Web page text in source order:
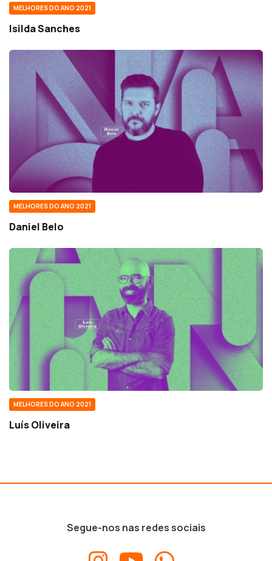
MELHORES DO ANO 2021
Isilda Sanches
MELHORES DO ANO 2021
Daniel Belo
MELHORES DO ANO 2021
Luís Oliveira
Segue-nos nas redes sociais